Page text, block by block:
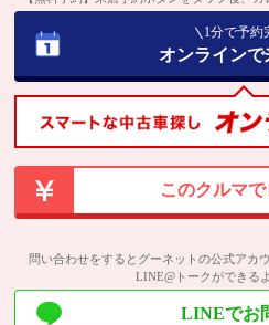
1分で予約
オンライン
このクルマ
問い合わせをするとグーネットの公式アカ
LINE@トークができる
LINEでお